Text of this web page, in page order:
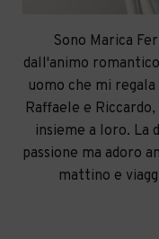
Sono Marica
dall'animo
uomo che mi
Raffaele e
insieme a loro. La
passione ma adoro
mattino e